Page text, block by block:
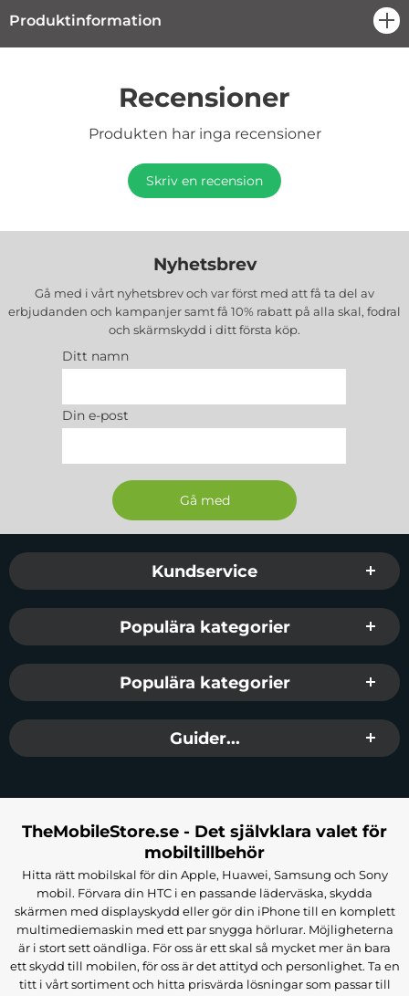
Produktinformation
Recensioner
Produkten har inga recensioner
Skriv en recension
Nyhetsbrev
Gå med i vårt nyhetsbrev och var först med att få ta del av
erbjudanden och kampanjer samt få 10% rabatt på alla skal, fodral
och skärmskydd i ditt första köp.
Ditt namn
Din e-post
Sidfot Blandad info och länkar
Kundservice
Populära kategorier
Populära kategorier
Guider...
TheMobileStore.se - Det självklara valet för
mobiltillbehör
Hitta rätt mobilskal för din Apple, Huawei, Samsung och Sony
mobil. Förvara din HTC i en passande läderväska, skydda
skärmen med displayskydd eller gör din iPhone till en komplett
multimediemaskin med ett par snygga hörlurar. Möjligheterna
är i stort sett oändliga. För oss är ett skal så mycket mer än bara
ett skydd till mobilen, för oss är det attityd och personlighet. Ta en
titt i vårt sortiment och hitta prisvärda lösningar som passar till